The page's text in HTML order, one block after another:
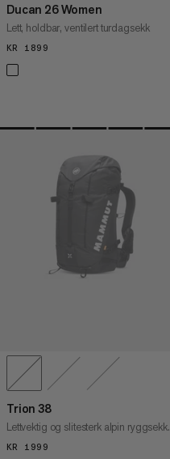
Ducan 26 Women
Lett, holdbar, ventilert turdagsekk
KR 1899
Trion 38
Lettvektig og slitesterk alpin ryggsekk.
KR 1999